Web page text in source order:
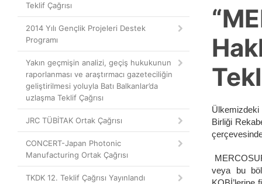
Teklif Çağrısı
2014 Yılı Gençlik Projeleri Destek
Programı
Yakın geçmişin analizi, geçiş hukukunun
raporlanması ve araştırmacı gazeteciliğin
geliştirilmesi yoluyla Batı Balkanlar’da
uzlaşma Teklif Çağrısı
JRC TÜBİTAK Ortak Çağrısı
CONCERT-Japan Photonic
Manufacturing Ortak Çağrısı
TKDK 12. Teklif Çağrısı Yayınlandı
Birliği
veya bu